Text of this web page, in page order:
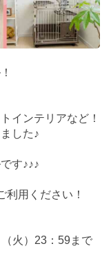
インテリアなど！
した♪
す♪♪♪
利用ください！
火）23：59まで